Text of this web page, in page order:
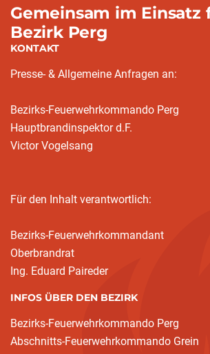
Gemeinsam im Einsatz
Bezirk Perg
KONTAKT
Presse- & Allgemeine Anfragen an:
Bezirks-Feuerwehrkommando Perg
Hauptbrandinspektor d.F.
Victor Vogelsang
Für den Inhalt verantwortlich:
Bezirks-Feuerwehrkommandant
Oberbrandrat
Ing. Eduard Paireder
INFOS ÜBER DEN BEZIRK
Bezirks-Feuerwehrkommando Perg
Abschnitts-Feuerwehrkommando Grein